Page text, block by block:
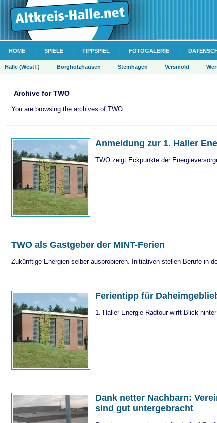
HOME SPIELE TIPPSPIEL FOTOGALERIE
Halle (Westf.) Borgholzhausen Steinhagen Versmold
Archive for TWO
You are browsing the archives of TWO.
Anmeldung zur 1. Haller
TWO zeigt Eckpunkte der
TWO als Gastgeber der MINT-Ferien
Zukünftige Energien selber ausprobieren. Initiativen stellen Berufe in
Ferientipp für
1. Haller Energie-Radtour wirft Blick
Dank netter Nachbarn:
sind gut untergebracht